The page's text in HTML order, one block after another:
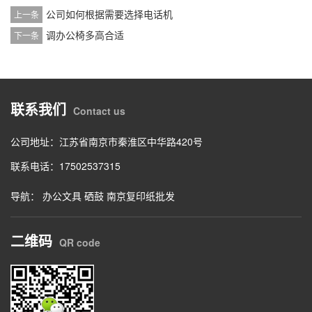
上一条 公司如何根据需要选择电话机
下一条 调办公椅多高合适
联系我们 Contact us
公司地址：江苏省南京市秦淮区中华路420号
联系电话：17502537315
导航： 办公文具 硒鼓 南京复印纸批发
二维码 QR code